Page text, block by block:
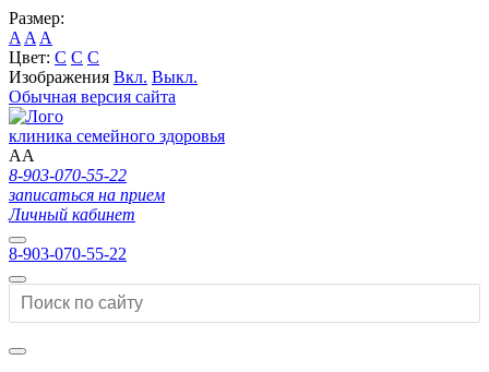
Размер:
A A A
Цвет: C C C
Изображения Вкл. Выкл.
Обычная версия сайта
клиника семейного здоровья
AA
8-903-070-55-22
записаться на прием
Личный кабинет
8-903-070-55-22